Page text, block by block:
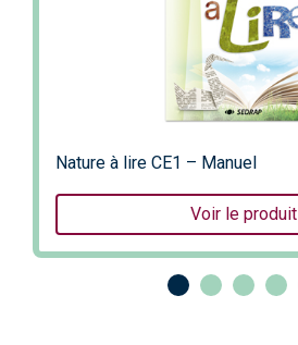
Nature à lire CE1 – Manuel
Voir le produit